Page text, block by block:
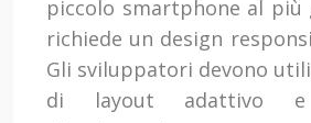
piccolo smartphone al più
richiede un design
Gli sviluppatori devono
di layout adattivo e